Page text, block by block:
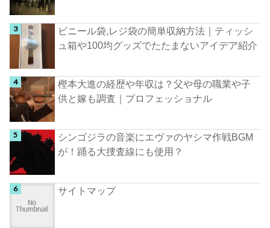
ビニール袋,レジ袋の簡単収納方法｜ティッシ
ュ箱や100均グッズでたたまないアイデア紹介
樫本大進の経歴や年収は？父や母の職業や子
供と嫁も調査｜プロフェッショナル
シンゴジラの音楽にエヴァのヤシマ作戦BGM
が！踊る大捜査線にも使用？
サイトマップ